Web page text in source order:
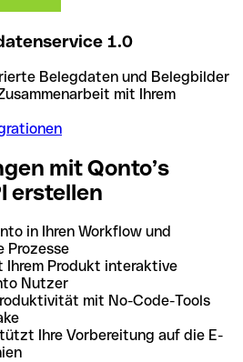
1.0
Belegdaten und Belegbilder
mit Ihrem
mit Qonto’s
erstellen
in Ihren Workflow und
Prozesse
Ihrem Produkt interaktive
Nutzer
mit No-Code-Tools
Ihre Vorbereitung auf die E-